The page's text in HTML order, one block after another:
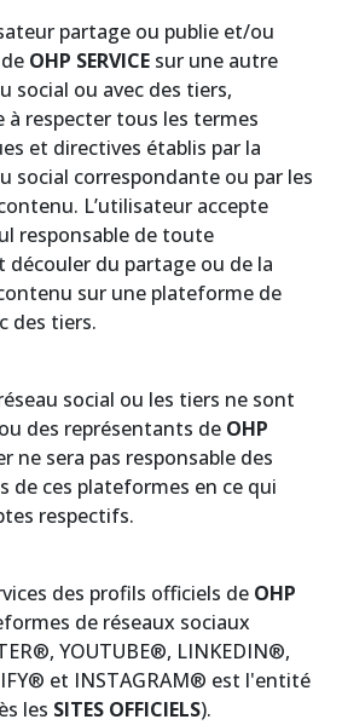
partage ou publie et/ou
OHP SERVICE sur une autre
social ou avec des tiers,
à respecter tous les termes
et directives établis par la
social correspondante ou par les
L’utilisateur accepte
responsable de toute
du partage ou de la
sur une plateforme de
des tiers.
social ou les tiers ne sont
des représentants de OHP
ne sera pas responsable des
de ces plateformes en ce qui
respectifs.
des profils officiels de OHP
de réseaux sociaux
YOUTUBE®, LINKEDIN®,
et INSTAGRAM® est l'entité
les SITES OFFICIELS).